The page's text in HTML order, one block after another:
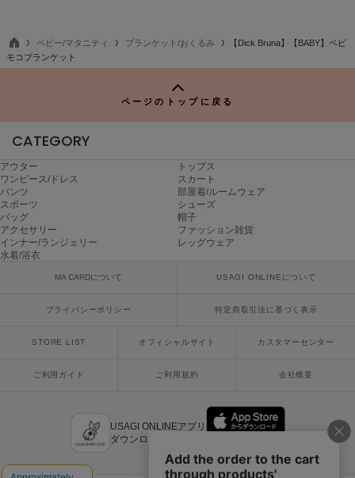
URBAN RESEARCH ROSSO
アーバンリサーチ ロッソ
ウサギギャラリー
USAGI Gift
ウサギギフト
USAGI Item
ウサギアイテム
ウサギヴィンテージ
VEJA
TO
P
ベビー/マタニティ ブランケット/おくるみ
【Dick Bruna】【BABY】ベビ
モコブランケット
ページのトップに戻る
CATEGORY
アウター
トップス
ワンピース/ドレス
スカート
パンツ
部屋着/ルームウェア
スポーツ
シューズ
バッグ
帽子
アクセサリー
ファッション雑貨
インナー/ランジェリー
レッグウェア
水着/浴衣
MA CARDについて USAGI ONLINEについて
プライバシーポリシー 特定商取引法に基づく表示
STORE LIST オフィシャルサイト カスタマーセンター
ご利用ガイド ご利用規約 会社概要
USAGI ONLINEアプリ
ダウンロードはこちら